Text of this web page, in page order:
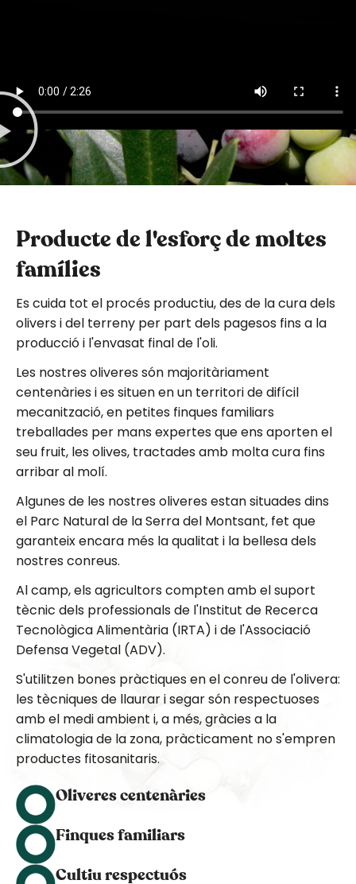
Producte de l'esforç de moltes
famílies
Es cuida tot el procés productiu, des de la cura dels
olivers i del terreny per part dels pagesos fins a la
producció i l'envasat final de l'oli.
Les nostres oliveres són majoritàriament
centenàries i es situen en un territori de difícil
mecanització, en petites finques familiars
treballades per mans expertes que ens aporten el
seu fruit, les olives, tractades amb molta cura fins
arribar al molí.
Algunes de les nostres oliveres estan situades dins
el Parc Natural de la Serra del Montsant, fet que
garanteix encara més la qualitat i la bellesa dels
nostres conreus.
Al camp, els agricultors compten amb el suport
tècnic dels professionals de l'Institut de Recerca
Tecnològica Alimentària (IRTA) i de l'Associació
Defensa Vegetal (ADV).
S'utilitzen bones pràctiques en el conreu de l'olivera:
les tècniques de llaurar i segar són respectuoses
amb el medi ambient i, a més, gràcies a la
climatologia de la zona, pràcticament no s'empren
productes fitosanitaris.
Oliveres centenàries
Finques familiars
Cultiu respectuós